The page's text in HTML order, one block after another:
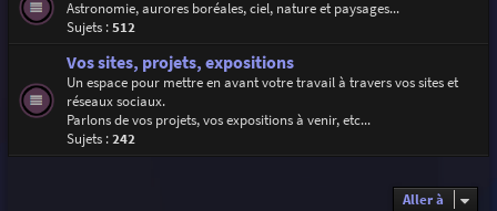
Astronomie, aurores boréales, ciel, nature et paysages...
Sujets :512
Vos sites, projets, expositions
Un espace pour mettre en avant votre travail à travers vos sites et
réseaux sociaux.
Parlons de vos projets, vos expositions à venir, etc...
Sujets :242
Aller à